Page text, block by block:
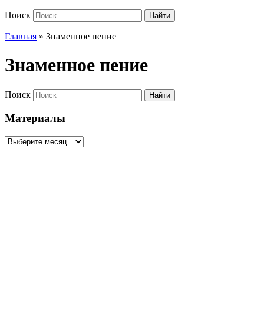
Поиск Найти
Главная » Знаменное пение
Знаменное пение
Поиск Найти
Материалы
Материалы